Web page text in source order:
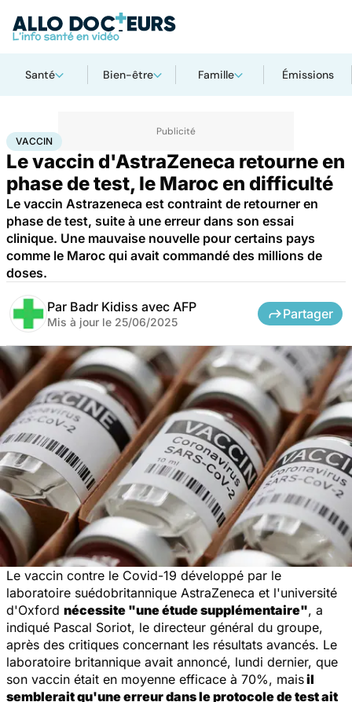
Santé Bien-être Famille Émissions
AccueilSanté Vaccin
VACCIN
Le vaccin d'AstraZeneca retourne en
phase de test, le Maroc en difficulté
Le vaccin Astrazeneca est contraint de retourner en
phase de test, suite à une erreur dans son essai
clinique. Une mauvaise nouvelle pour certains pays
comme le Maroc qui avait commandé des millions de
doses.
Par Badr Kidiss avec AFP
Mis à jour le 25/06/2025
Partager
Le vaccin contre le Covid-19 développé par le
laboratoire suédobritannique AstraZeneca et l'université
d'Oxford nécessite "une étude supplémentaire", a
indiqué Pascal Soriot, le directeur général du groupe,
après des critiques concernant les résultats avancés. Le
laboratoire britannique avait annoncé, lundi dernier, que
son vaccin était en moyenne efficace à 70%, maisil
semblerait qu'une erreur dans le protocole de test ait